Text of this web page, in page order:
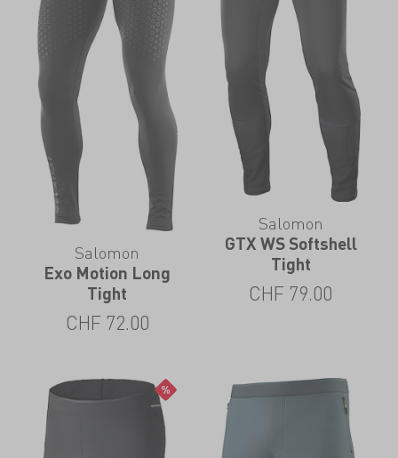
Salomon
Exo Motion Long
Tight
CHF 72.00
Salomon
GTX WS Softshell
Tight
CHF 79.00